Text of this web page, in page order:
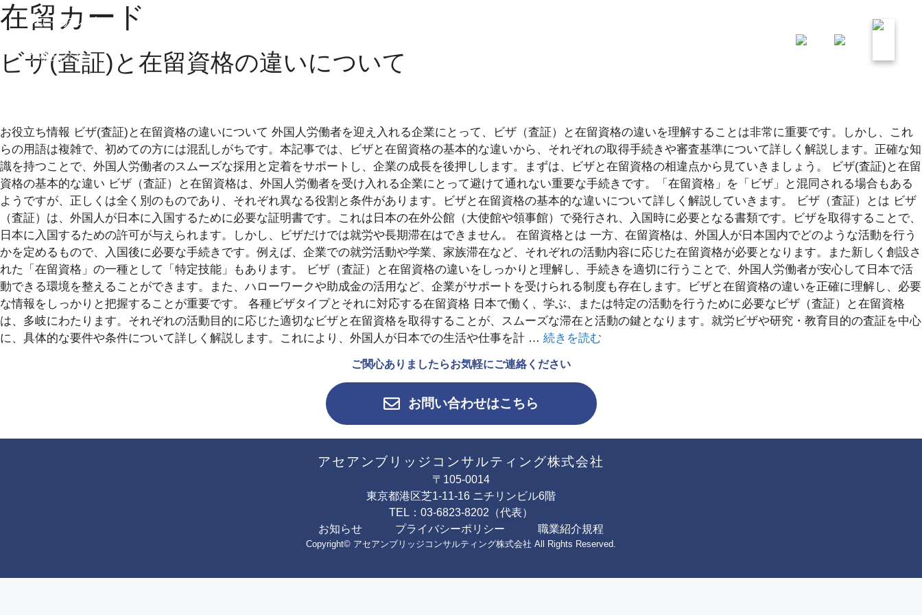
在留カード
ビザ(査証)と在留資格の違いについて
お役立ち情報 ビザ(査証)と在留資格の違いについて 外国人労働者を迎え入れる企業にとって、ビザ（査証）と在留資格の違いを理解することは非常に重要です。しかし、これ
らの用語は複雑で、初めての方には混乱しがちです。本記事では、ビザと在留資格の基本的な違いから、それぞれの取得手続きや審査基準について詳しく解説します。正確な知
識を持つことで、外国人労働者のスムーズな採用と定着をサポートし、企業の成長を後押しします。まずは、ビザと在留資格の相違点から見ていきましょう。 ビザ(査証)と在留
資格の基本的な違い ビザ（査証）と在留資格は、外国人労働者を受け入れる企業にとって避けて通れない重要な手続きです。「在留資格」を「ビザ」と混同される場合もある
ようですが、正しくは全く別のものであり、それぞれ異なる役割と条件があります。ビザと在留資格の基本的な違いについて詳しく解説していきます。 ビザ（査証）とは ビザ
（査証）は、外国人が日本に入国するために必要な証明書です。これは日本の在外公館（大使館や領事館）で発行され、入国時に必要となる書類です。ビザを取得することで、
日本に入国するための許可が与えられます。しかし、ビザだけでは就労や長期滞在はできません。 在留資格とは 一方、在留資格は、外国人が日本国内でどのような活動を行う
かを定めるもので、入国後に必要な手続きです。例えば、企業での就労活動や学業、家族滞在など、それぞれの活動内容に応じた在留資格が必要となります。また新しく創設さ
れた「在留資格」の一種として「特定技能」もあります。 ビザ（査証）と在留資格の違いをしっかりと理解し、手続きを適切に行うことで、外国人労働者が安心して日本で活
動できる環境を整えることができます。また、ハローワークや助成金の活用など、企業がサポートを受けられる制度も存在します。ビザと在留資格の違いを正確に理解し、必要
な情報をしっかりと把握することが重要です。 各種ビザタイプとそれに対応する在留資格 日本で働く、学ぶ、または特定の活動を行うために必要なビザ（査証）と在留資格
は、多岐にわたります。それぞれの活動目的に応じた適切なビザと在留資格を取得することが、スムーズな滞在と活動の鍵となります。就労ビザや研究・教育目的の査証を中心
に、具体的な要件や条件について詳しく解説します。これにより、外国人が日本での生活や仕事を計 … 続きを読む
ご関心ありましたらお気軽にご連絡ください
お問い合わせはこちら
アセアンブリッジコンサルティング株式会社
〒105-0014
東京都港区芝1-11-16 ニチリンビル6階
TEL：03-6823-8202（代表）
お知らせ
プライバシーポリシー 職業紹介規程
Copyright© アセアンブリッジコンサルティング株式会社 All Rights Reserved.